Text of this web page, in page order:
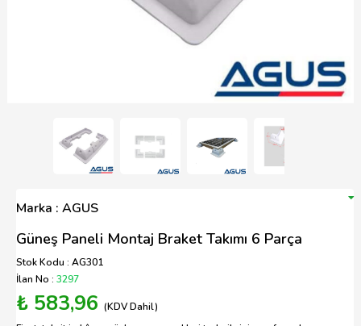
Marka : AGUS
Güneş Paneli Montaj Braket Takımı 6 Parça
Stok Kodu : AG301
İlan No : 3297
₺ 583,96 (KDV Dahil)